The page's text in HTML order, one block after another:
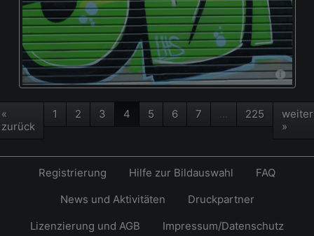
«
zurück
1 2 3 4 5 6 7 … 225
weiter
»
Registrierung Hilfe zur Bildauswahl
FAQ
News und Aktivitäten
Druckpartner
Lizenzierung und AGB
Impressum/Datenschutz